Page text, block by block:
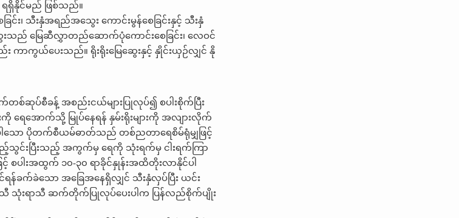
ရရှိနိုင်မည် ဖြစ်သည်။
င်း၊ သီးနှံအရည်အသွေး ကောင်းမွန်စေခြင်းနှင့် သီးနှံ
းသည် မြေဆီလွှာတည်ဆောက်ပုံကောင်းစေခြင်း၊ လေဝင်
ကာကွယ်ပေးသည်။ ရိုးရိုးမြေဆွေးနှင့် နှိုင်းယှဉ်လျှင် နို
က်တစ်ဆုပ်စီခန့် အစည်းငယ်များပြုလုပ်၍ စပါးစိုက်ပြီး
ရေအောက်သို့ မြုပ်နေရန် နှမ်းရိုးများကို အလျားလိုက်
င်ပါသော ပိုတက်စီယမ်ဓာတ်သည် တစ်ညတာရေစိမ်ရုံမျှဖြင့်
ည့်သွင်းပြီးသည့် အကွက်မှ ရေကို သုံးရက်မှ ငါးရက်ကြာ
စပါးအထွက် ၁၀-၃၀ ရာခိုင်နှုန်းအထိတိုးလာနိုင်ပါ
င်ရန်ခက်ခဲသော အခြေအနေရှိလျှင် သီးနှံလှပ်ပြီး ယင်း
ာသီ သုံးရာသီ ဆက်တိုက်ပြုလုပ်ပေးပါက ပြန်လည်စိုက်ပျိုး